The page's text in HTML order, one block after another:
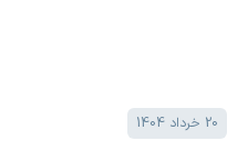
20 خرداد 1404